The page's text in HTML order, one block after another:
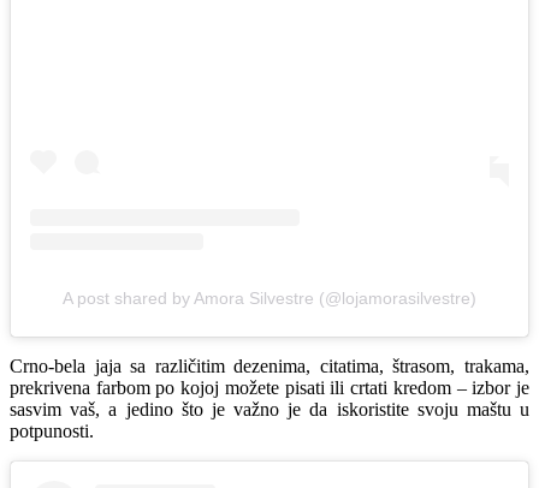
A post shared by Amora Silvestre (@lojamorasilvestre)
Crno-bela jaja sa različitim dezenima, citatima, štrasom, trakama,
prekrivena farbom po kojoj možete pisati ili crtati kredom – izbor je
sasvim vaš, a jedino što je važno je da iskoristite svoju maštu u
potpunosti.